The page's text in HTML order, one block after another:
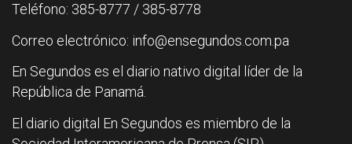
Teléfono: 385-8777 / 385-8778
Correo electrónico: info@ensegundos.com.pa
En Segundos es el diario nativo digital líder de la
República de Panamá.
El diario digital En Segundos es miembro de la